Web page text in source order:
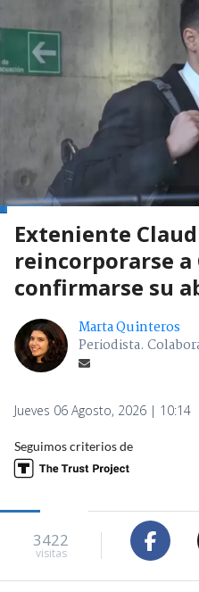
Exteniente
reincorporarse
confirmarse su
Marta Quinteros
Periodista.
Jueves 06 Agosto, 2026 | 10:14
Seguimos criterios de
3422
visitas